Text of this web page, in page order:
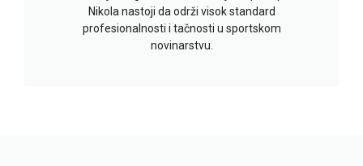
Nikola nastoji da održi visok standard
profesionalnosti i tačnosti u sportskom
novinarstvu.